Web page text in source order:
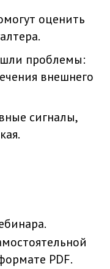
оценить
проблемы:
внешнего
сигналы,
PDF.